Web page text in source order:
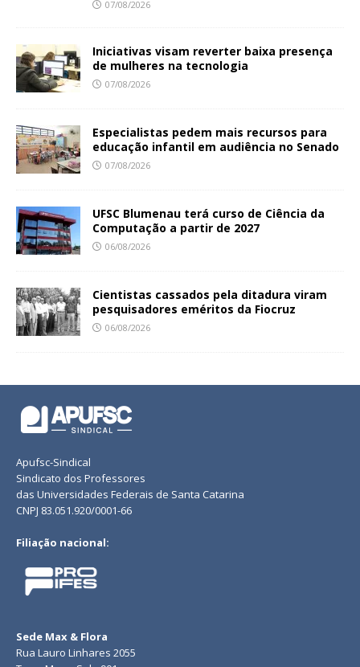
07/08/2026
Iniciativas visam reverter baixa presença
de mulheres na tecnologia
07/08/2026
Especialistas pedem mais recursos para
educação infantil em audiência no Senado
07/08/2026
UFSC Blumenau terá curso de Ciência da
Computação a partir de 2027
06/08/2026
Cientistas cassados pela ditadura viram
pesquisadores eméritos da Fiocruz
06/08/2026
Apufsc-Sindical
Sindicato dos Professores
das Universidades Federais de Santa Catarina
CNPJ 83.051.920/0001-66
Filiação nacional:
Sede Max & Flora
Rua Lauro Linhares 2055